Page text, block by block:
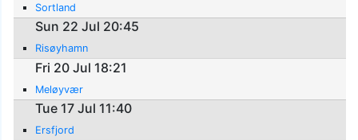
Sortland
Sun 22 Jul 20:45
Risøyhamn
Fri 20 Jul 18:21
Meløyvær
Tue 17 Jul 11:40
Ersfjord